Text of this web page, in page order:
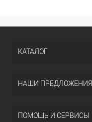
КАТАЛОГ
НАШИ ПРЕДЛОЖЕНИЯ
ПОМОЩЬ И СЕРВИСЫ